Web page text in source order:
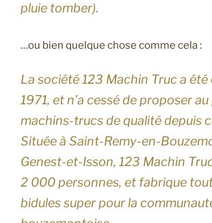
pluie tomber).
…ou bien quelque chose comme cela :
La société 123 Machin Truc a été
1971, et n’a cessé de proposer
machins-trucs de qualité depuis
Située à Saint-Remy-en-
Genest-et-Isson, 123 Machin
2 000 personnes, et fabrique
bidules super pour la